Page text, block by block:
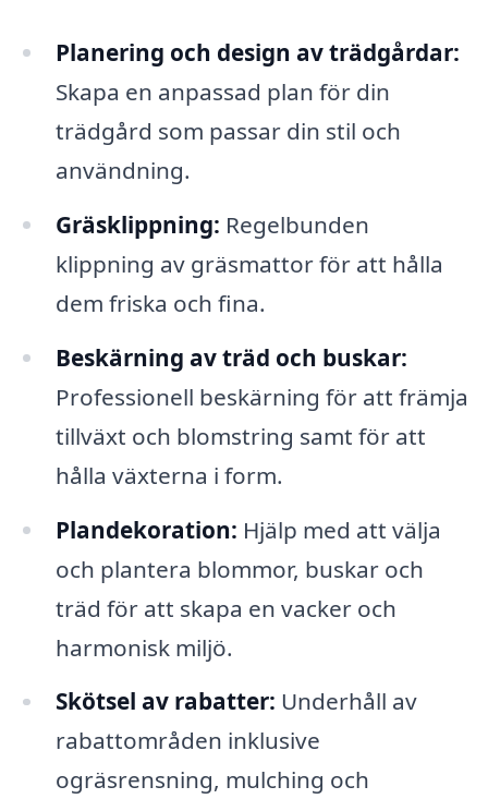
Planering och design av trädgårdar:
Skapa en anpassad plan för din
trädgård som passar din stil och
användning.
Gräsklippning: Regelbunden
klippning av gräsmattor för att hålla
dem friska och fina.
Beskärning av träd och buskar:
Professionell beskärning för att främja
tillväxt och blomstring samt för att
hålla växterna i form.
Plandekoration: Hjälp med att välja
och plantera blommor, buskar och
träd för att skapa en vacker och
harmonisk miljö.
Skötsel av rabatter: Underhåll av
rabattområden inklusive
ogräsrensning, mulching och